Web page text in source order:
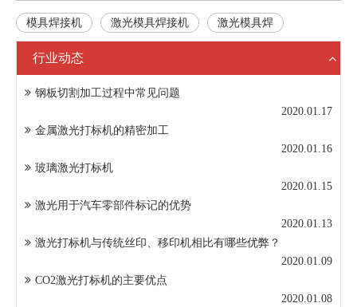
模具焊接机 激光模具焊接机 激光模具焊
行业动态
钢板切割加工过程中常见问题
2020.01.17
金属激光打标机的精密加工
2020.01.16
玻璃激光打标机
2020.01.15
激光用于汽车零部件标记的优势
2020.01.13
激光打标机与传统丝印、移印机相比有哪些优弊？
2020.01.09
CO2激光打标机的主要优点
2020.01.08